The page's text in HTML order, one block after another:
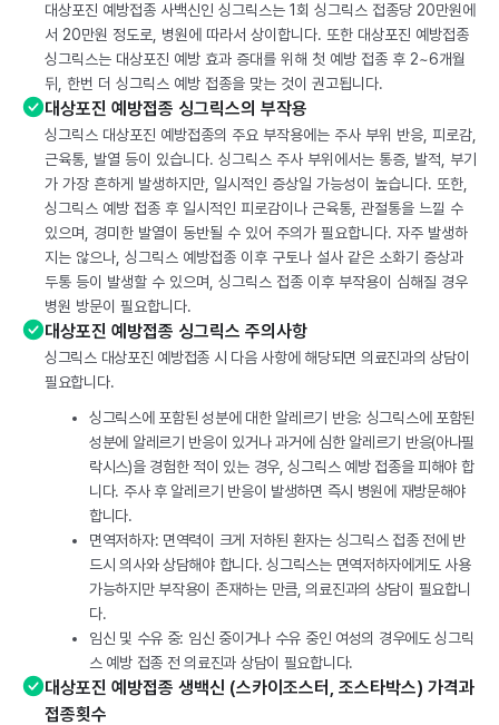
대상포진 예방접종 사백신인 싱그릭스는 1회 싱그릭스 접종당 20만원에
서 20만원 정도로, 병원에 따라서 상이합니다. 또한 대상포진 예방접종
싱그릭스는 대상포진 예방 효과 증대를 위해 첫 예방 접종 후 2~6개월
뒤, 한번 더 싱그릭스 예방 접종을 맞는 것이 권고됩니다.
대상포진 예방접종 싱그릭스의 부작용
싱그릭스 대상포진 예방접종의 주요 부작용에는 주사 부위 반응, 피로감,
근육통, 발열 등이 있습니다. 싱그릭스 주사 부위에서는 통증, 발적, 부기
가 가장 흔하게 발생하지만, 일시적인 증상일 가능성이 높습니다. 또한,
싱그릭스 예방 접종 후 일시적인 피로감이나 근육통, 관절통을 느낄 수
있으며, 경미한 발열이 동반될 수 있어 주의가 필요합니다. 자주 발생하
지는 않으나, 싱그릭스 예방접종 이후 구토나 설사 같은 소화기 증상과
두통 등이 발생할 수 있으며, 싱그릭스 접종 이후 부작용이 심해질 경우
병원 방문이 필요합니다.
대상포진 예방접종 싱그릭스 주의사항
싱그릭스 대상포진 예방접종 시 다음 사항에 해당되면 의료진과의 상담이
필요합니다.
싱그릭스에 포함된 성분에 대한 알레르기 반응: 싱그릭스에 포함된
성분에 알레르기 반응이 있거나 과거에 심한 알레르기 반응(아나필
락시스)을 경험한 적이 있는 경우, 싱그릭스 예방 접종을 피해야 합
니다. 주사 후 알레르기 반응이 발생하면 즉시 병원에 재방문해야
합니다.
면역저하자: 면역력이 크게 저하된 환자는 싱그릭스 접종 전에 반
드시 의사와 상담해야 합니다. 싱그릭스는 면역저하자에게도 사용
가능하지만 부작용이 존재하는 만큼, 의료진과의 상담이 필요합니
다.
임신 및 수유 중: 임신 중이거나 수유 중인 여성의 경우에도 싱그릭
스 예방 접종 전 의료진과 상담이 필요합니다.
대상포진 예방접종 생백신 (스카이조스터, 조스타박스) 가격과
접종횟수